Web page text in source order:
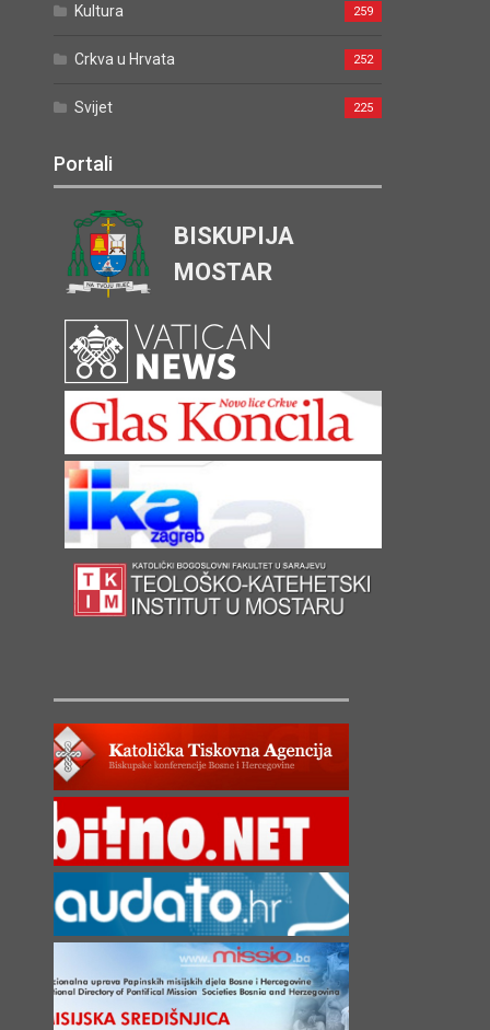
Kultura 259
Crkva u Hrvata 252
Svijet 225
Portali
BISKUPIJA
MOSTAR